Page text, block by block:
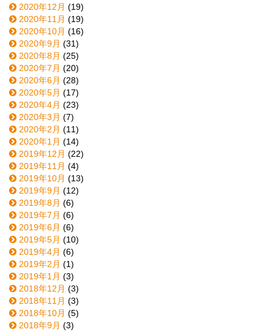
2020年12月 (19)
2020年11月 (19)
2020年10月 (16)
2020年9月 (31)
2020年8月 (25)
2020年7月 (20)
2020年6月 (28)
2020年5月 (17)
2020年4月 (23)
2020年3月 (7)
2020年2月 (11)
2020年1月 (14)
2019年12月 (22)
2019年11月 (4)
2019年10月 (13)
2019年9月 (12)
2019年8月 (6)
2019年7月 (6)
2019年6月 (6)
2019年5月 (10)
2019年4月 (6)
2019年2月 (1)
2019年1月 (3)
2018年12月 (3)
2018年11月 (3)
2018年10月 (5)
2018年9月 (3)